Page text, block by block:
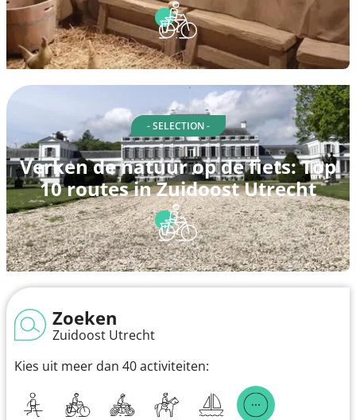
- SELECTION -
Verken de natuur op de fiets: Top
10 routes in Zuidoost Utrecht
Zoeken
Zuidoost Utrecht
Kies uit meer dan 40 activiteiten: